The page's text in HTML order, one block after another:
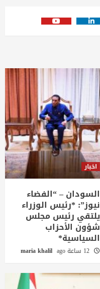
Linkedin
Youtube
اخبار
السودان – “الفضاء
نيوز”: *رئيس الوزراء
يلتقي رئيس مجلس
شؤون الأحزاب
السياسية*
12 ساعة ago maria khalil